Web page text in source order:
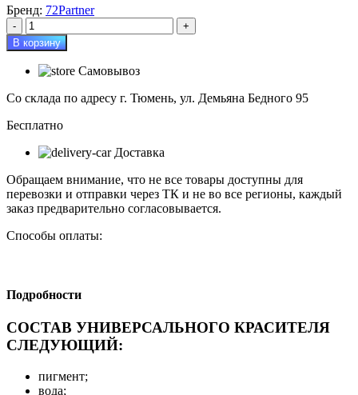
Бренд: 72Partner
Количество
товара
Колер
паста
АРТЭКО
23
0,1кг
В корзину
Самовывоз
Со склада по адресу г. Тюмень, ул. Демьяна Бедного 95
Бесплатно
Доставка
Обращаем внимание, что не все товары доступны для
перевозки и отправки через ТК и не во все регионы, каждый
заказ предварительно согласовывается.
Способы оплаты:
Подробности
СОСТАВ УНИВЕРСАЛЬНОГО КРАСИТЕЛЯ
СЛЕДУЮЩИЙ:
пигмент;
вода;